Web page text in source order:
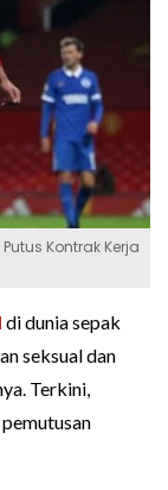
Kontrak Kerja
di dunia sepak
seksual dan
Terkini,